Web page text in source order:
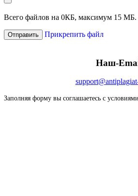
Всего файлов на 0КБ, максимум 15 МБ.
Отправить Прикрепить файл
Наш-
Заполняя форму вы соглашаетесь с условиями